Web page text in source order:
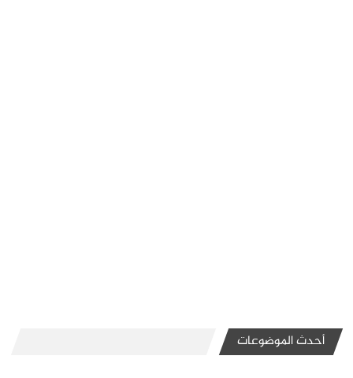
أحدث الموضوعات